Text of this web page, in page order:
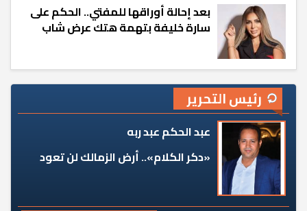
بعد إحالة أوراقها للمفتي.. الحكم على
سارة خليفة بتهمة هتك عرض شاب
رئيس التحرير
عبد الحكم عبد ربه
«دكر الكلام».. أرض الزمالك لن تعود